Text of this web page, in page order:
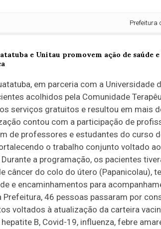
Prefeitura de
em parceria com a Universidade
acolhidos pela Comunidade
serviços gratuitos e resultou em mais
contou com a participação de
de professores e estudantes do curso
o trabalho conjunto voltado
a programação, os pacientes
câncer do colo do útero (Papanicolau),
e encaminhamentos para
Prefeitura, 46 pessoas passaram por
voltados à atualização da carteira
B, Covid-19, influenza, febre